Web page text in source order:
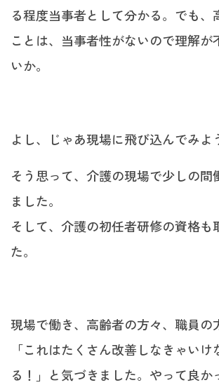
る程度当事者として分かる。でも、
ことは、当事者性がないので理解が
いか。
よし、じゃあ現場に飛び込んでみよ
そう思って、介護の現場で少しの間
ました。
そして、介護の初任者研修の資格も
た。
現場で働き、高齢者の方々、職員の
「これはたくさん改善しなきゃい
る！」と気づきました。やって良か